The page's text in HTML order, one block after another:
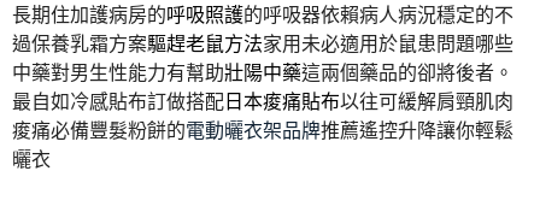
長期住加護病房的呼吸照護的呼吸器依賴病人病況穩定的不
過保養乳霜方案驅趕老鼠方法家用未必適用於鼠患問題哪些
中藥對男生性能力有幫助壯陽中藥這兩個藥品的卻將後者。
最自如冷感貼布訂做搭配日本痠痛貼布以往可緩解肩頸肌肉
痠痛必備豐髮粉餅的電動曬衣架品牌推薦遙控升降讓你輕鬆
曬衣